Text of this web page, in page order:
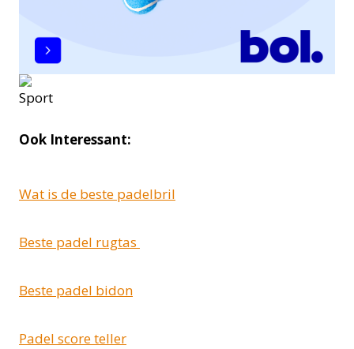
Ook Interessant:
Wat is de beste padelbril
Beste padel rugtas
Beste padel bidon
Padel score teller